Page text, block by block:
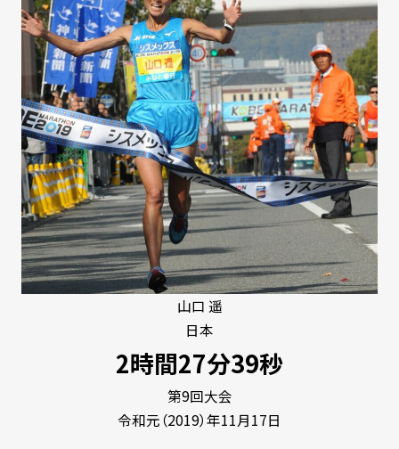
山口 遥
日本
2時間27分39秒
第9回大会
令和元（2019）年11月17日